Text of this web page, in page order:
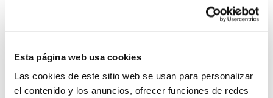
Esta página web usa cookies
Las cookies de este sitio web se usan para personalizar
el contenido y los anuncios, ofrecer funciones de redes
todas estas ventajas y también delpago
El 8º Campus de Tecnificación se celebra
en tres turnos diferentes en función de la